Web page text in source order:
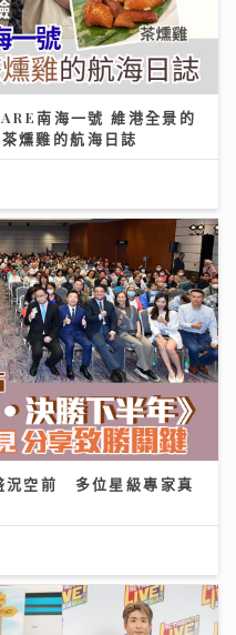
南海一號 維港全景的
燻雞的航海日誌
況空前 多位星級專家真